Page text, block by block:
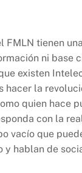
tienen
ni base
existen
la
quien hace
con la
vacío que
hablan de